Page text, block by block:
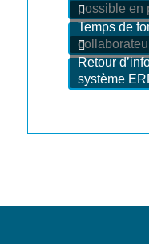
possible en
Temps de
Retour
système